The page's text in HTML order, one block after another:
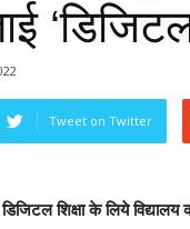
Tweet on Twitter
शिक्षा के लिये विद्यालय